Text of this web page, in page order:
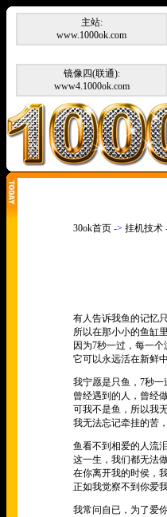
主站:
www.1000ok.com
镜像四(联通):
www4.1000ok.com
30ok首页 -> 挂机技术
有人告诉我鱼的记忆
所以在那小小的鱼缸
因为7秒一过，每一个
它可以永远活在新鲜中
我宁愿是只鱼， 7秒一
曾经遇到的人，曾经
可我不是鱼，所以我
我无法忘记牵挂的苦
鱼看不到相爱的人流
这一生，我们都无法
在你离开我的时侯，
正如我觉察不到你爱
我常问自已，为了爱